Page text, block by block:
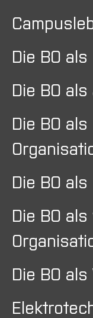
Die BO
Die BO
Die BO
Die BO
Die BO
Die BO